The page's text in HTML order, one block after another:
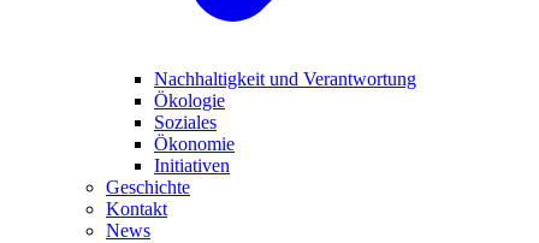
Nachhaltigkeit und Verantwortung
Ökologie
Soziales
Ökonomie
Initiativen
Geschichte
Kontakt
News